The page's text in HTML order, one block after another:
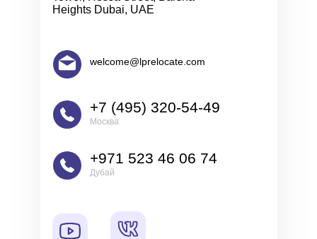
Heights Dubai, UAE
+7 (495) 320-54-49
Москва
+971 523 46 06 74
Дубай
welcome@lprelocate.com